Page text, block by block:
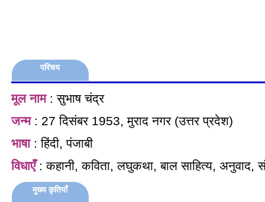
परिचय
मूल नाम: सुभाष चंद्र
जन्म: 27 दिसंबर 1953, मुराद नगर (उत्तर प्रदेश)
भाषा: हिंदी, पंजाबी
विधाएँ: कहानी, कविता, लघुकथा, बाल साहित्य, अनुवाद,
मुख्य कृतियाँ